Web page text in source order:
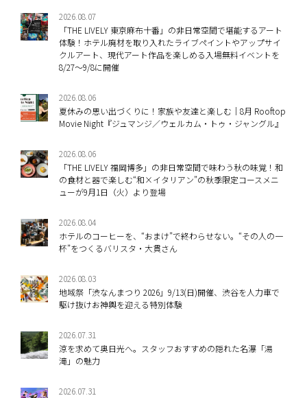
2026.08.07
「THE LIVELY 東京麻布十番」の非日常空間で堪能するアート
体験！ホテル廃材を取り入れたライブペイントやアップサイ
クルアート、現代アート作品を楽しめる入場無料イベントを
8/27～9/8に開催
2026.08.06
夏休みの思い出づくりに！家族や友達と楽しむ｜8月 Rooftop
Movie Night『ジュマンジ／ウェルカム・トゥ・ジャングル』
2026.08.06
「THE LIVELY 福岡博多」の非日常空間で味わう秋の味覚！和
の食材と器で楽しむ“和×イタリアン”の秋季限定コースメニ
ューが9月1日（火）より登場
2026.08.04
ホテルのコーヒーを、“おまけ”で終わらせない。“その人の一
杯”をつくるバリスタ・大貫さん
2026.08.03
地域祭「渋なんまつり 2026」9/13(日)開催、渋谷を人力車で
駆け抜けお神輿を迎える特別体験
2026.07.31
涼を求めて奥日光へ。スタッフおすすめの隠れた名瀑「湯
滝」の魅力
2026.07.31